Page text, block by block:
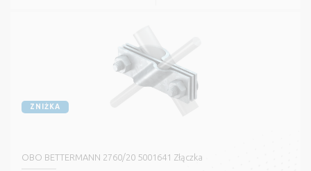
ZNIŻKA
OBO BETTERMANN 2760/20 5001641 Złączka